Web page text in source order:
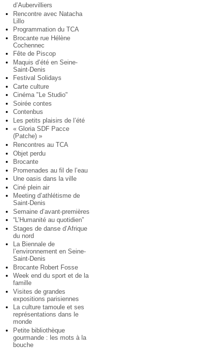
d’Aubervilliers
Rencontre avec Natacha
Lillo
Programmation du TCA
Brocante rue Hélène
Cochennec
Fête de Piscop
Maquis d’été en Seine-
Saint-Denis
Festival Solidays
Carte culture
Cinéma "Le Studio"
Soirée contes
Contenbus
Les petits plaisirs de l’été
« Gloria SDF Pacce
(Patche) »
Rencontres au TCA
Objet perdu
Brocante
Promenades au fil de l’eau
Une oasis dans la ville
Ciné plein air
Meeting d’athlétisme de
Saint-Denis
Semaine d’avant-premières
“L’Humanité au quotidien”
Stages de danse d’Afrique
du nord
La Biennale de
l’environnement en Seine-
Saint-Denis
Brocante Robert Fosse
Week end du sport et de la
famille
Visites de grandes
expositions parisiennes
La culture tamoule et ses
représentations dans le
monde
Petite bibliothèque
gourmande : les mots à la
bouche